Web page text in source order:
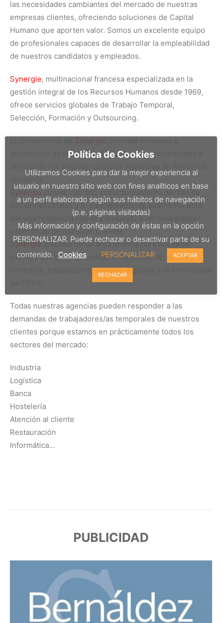
las necesidades cambiantes del mercado de nuestras
empresas clientes, ofreciendo soluciones de Capital
Humano que aporten valor. Somos un excelente equipo
de profesionales capaces de desarrollar la empleabilidad
de nuestros candidatos y empleados.
Synergie, multinacional francesa especializada en la
gestión integral de los Recursos Humanos desde 1969,
ofrece servicios globales de Trabajo Temporal,
Selección, Formación y Outsourcing.
Synergie
disposición de nuestros clientes un equipo orientado a
Synergie cuenta con una estructura interna de más de
140 profesionales y lo suficientemente autónoma, para
dar una respuesta rápida y adaptada a las necesidades
específicas de nuestros clientes.
Synergiedispone de un área privada para nuestros
clientes que permite facilitar el seguimiento de los
contratos, trabajadores, facturas digitales y la firma digital
Todas nuestras agencias pueden responder a las
demandas de trabajadores/as temporales de nuestros
clientes porque estamos en prácticamente todos los
sectores del mercado:
Industria
Logística
Banca
Hostelería
Atención al cliente
Restauración
Informática…
PUBLICIDAD
Política de Cookies
Utilizamos Cookies para dar la mejor experiencia al
usuario en nuestro sitio web con fines analíticos en base
a un perfil elaborado según sus hábitos de navegación
(p.e. páginas visitadas)
Más información y configuración de éstas en la opción
PERSONALIZAR. Puede rechazar o desactivar parte de su
contenido. Cookies PERSONALIZAR ACEPTAR
RECHAZAR